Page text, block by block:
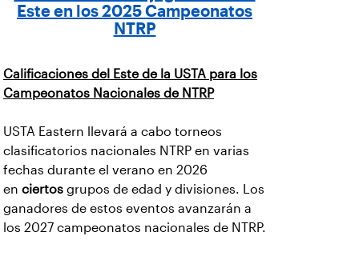
Este en los 2025 Campeonatos
NTRP
Calificaciones del Este de la USTA para los
Campeonatos Nacionales de NTRP
USTA Eastern llevará a cabo torneos
clasificatorios nacionales NTRP en varias
fechas durante el verano en 2026
en ciertos grupos de edad y divisiones. Los
ganadores de estos eventos avanzarán a
los 2027 campeonatos nacionales de NTRP.